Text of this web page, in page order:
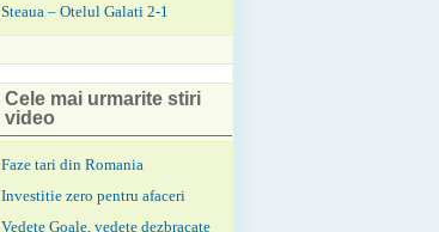
Steaua – Otelul Galati 2-1
Cele mai urmarite stiri
video
Faze tari din Romania
Investitie zero pentru afaceri
Vedete Goale, vedete dezbracate